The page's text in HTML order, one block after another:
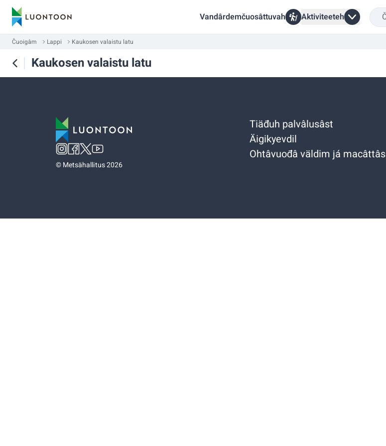
Vandârdemčuosâttuvah Aktiviteeteh
Čuoigâm Lappi Kaukosen valaistu latu
Kaukosen valaistu latu
©Metsähallitus 2026
Tiäđuh palvâlusâst
Äigikyevdil
Ohtâvuođâ väldim já macâttâs